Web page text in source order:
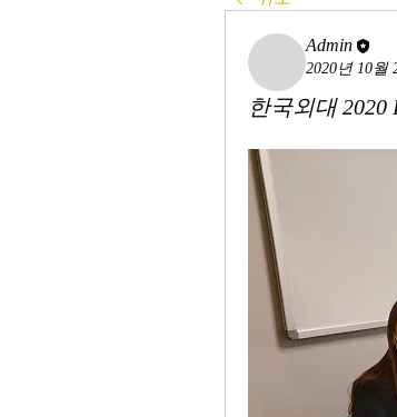
Admin
2020년 10월
한국외대